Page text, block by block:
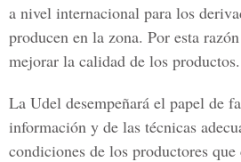
a nivel internacional para los
producen en la zona. Por esta
mejorar la calidad de los productos.
La Udel desempeñará el papel de
información y de las técnicas
condiciones de los productores